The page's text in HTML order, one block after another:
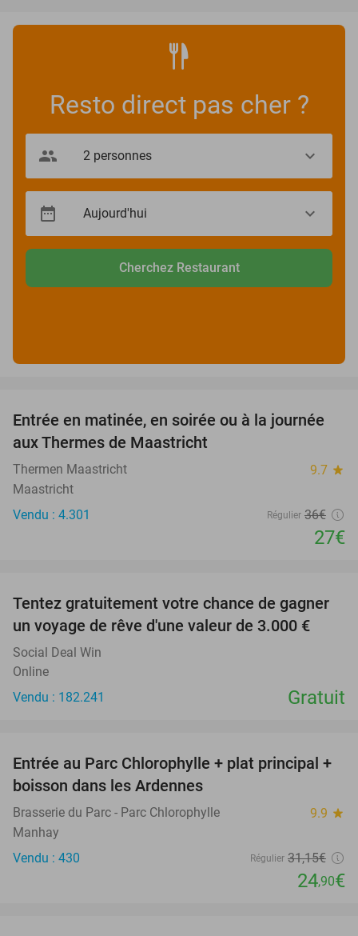
Resto direct pas cher ?
Cherchez Restaurant
25%
Entrée en matinée, en soirée ou à la journée
aux Thermes de Maastricht
Thermen Maastricht 9.7 star
Maastricht
Vendu : 4.301
Régulier 36€
27€
Tentez gratuitement votre chance de gagner
un voyage de rêve d'une valeur de 3.000 €
Social Deal Win
Online
Vendu : 182.241
Gratuit
20%
Entrée au Parc Chlorophylle + plat principal +
boisson dans les Ardennes
Brasserie du Parc - Parc Chlorophylle 9.9 star
Manhay
Vendu : 430
Régulier 31,15€
24,90€